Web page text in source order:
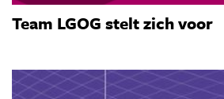
Team LGOG stelt zich voor